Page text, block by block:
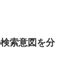
索意図を分